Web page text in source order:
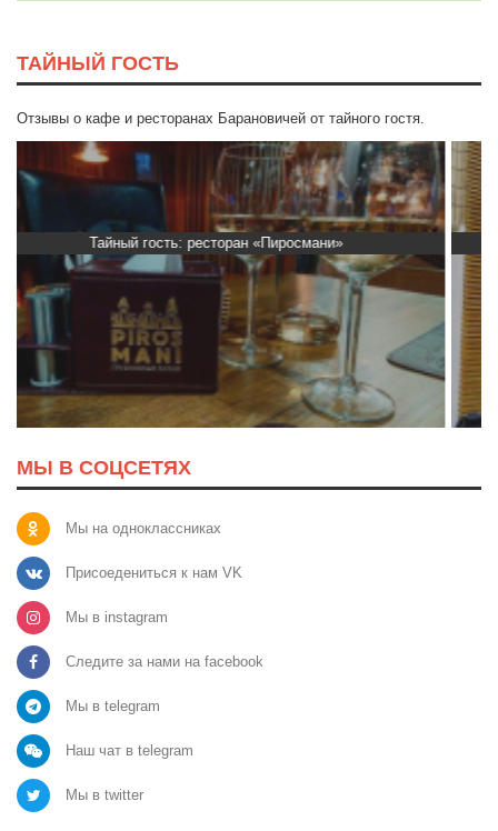
ТАЙНЫЙ ГОСТЬ
Отзывы о кафе и ресторанах Барановичей от тайного гостя.
Тайный гость: Ресторан “Папараць Кветка”
МЫ В СОЦСЕТЯХ
Мы на одноклассниках
Присоедениться к нам VK
Мы в instagram
Следите за нами на facebook
Мы в telegram
Наш чат в telegram
Мы в twitter